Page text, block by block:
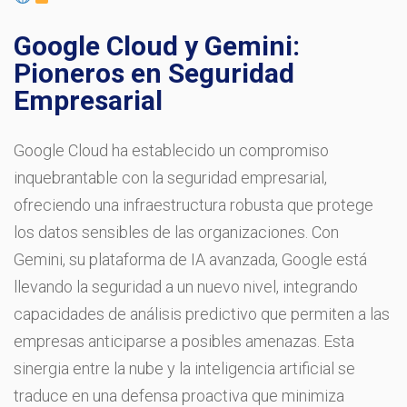
Google Cloud y Gemini:
Pioneros en Seguridad
Empresarial
Google Cloud ha establecido un compromiso
inquebrantable con la seguridad empresarial,
ofreciendo una infraestructura robusta que protege
los datos sensibles de las organizaciones. Con
Gemini, su plataforma de IA avanzada, Google está
llevando la seguridad a un nuevo nivel, integrando
capacidades de análisis predictivo que permiten a las
empresas anticiparse a posibles amenazas. Esta
sinergia entre la nube y la inteligencia artificial se
traduce en una defensa proactiva que minimiza